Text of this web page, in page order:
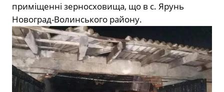
приміщенні зерносховища, що в с. Ярунь
Новоград-Волинського району.